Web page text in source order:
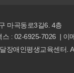
마곡동로3길6. 4층
: 02-6925-7026 | 이
장애인평생교육센터.